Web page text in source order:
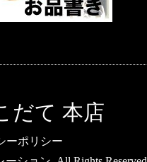
だて 本店
ーポリシー